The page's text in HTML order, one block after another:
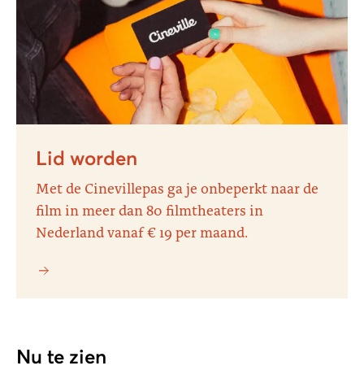
Lid worden
Met de Cinevillepas ga je onbeperkt naar de
film in meer dan 80 filmtheaters in
Nederland vanaf € 19 per maand.
Nu te zien